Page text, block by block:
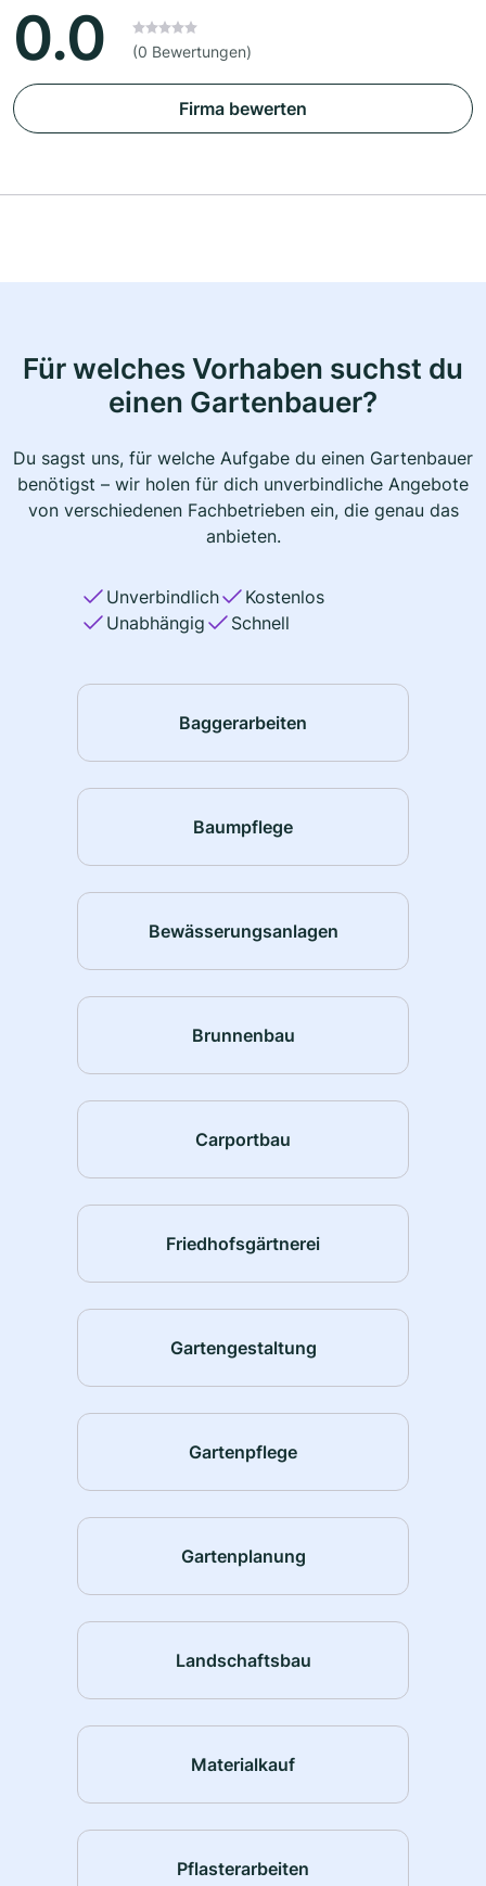
0.0 (0 Bewertungen)
Firma bewerten
Für welches Vorhaben suchst du
einen Gartenbauer?
Du sagst uns, für welche Aufgabe du einen Gartenbauer
benötigst – wir holen für dich unverbindliche Angebote
von verschiedenen Fachbetrieben ein, die genau das
anbieten.
Unverbindlich
Kostenlos
Unabhängig
Schnell
Baggerarbeiten
Baumpflege
Bewässerungsanlagen
Brunnenbau
Carportbau
Friedhofsgärtnerei
Gartengestaltung
Gartenpflege
Gartenplanung
Landschaftsbau
Materialkauf
Pflasterarbeiten